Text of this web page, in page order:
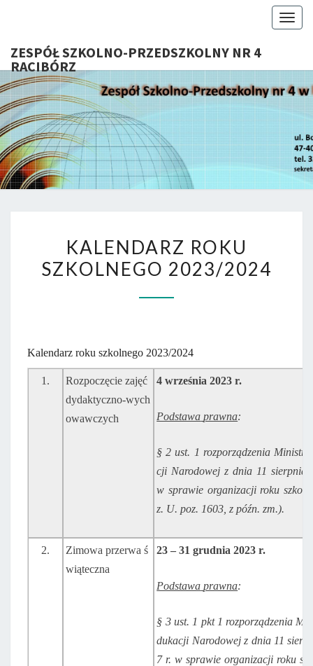
ZESPÓŁ SZKOLNO-PRZEDSZKOLNY NR 4
RACIBÓRZ
Serdecznie
Witamy Na
Stronie
Internetowej
ZSP Nr 4 W
Raciborzu
ROKU
SZKOLNEGO
KALENDARZ ROKU
SZKOLNEGO 2023/2024
Kalendarz roku szkolnego 2023/2024
1.
Rozpoczęcie zajęć
dydaktyczno-wych
owawczych
4 września 2023 r.
Podstawa prawna:
§ 2 ust. 1 rozporządzenia Ministra
cji Narodowej z dnia 11 sierpnia
w sprawie organizacji roku
z. U. poz. 1603, z późn. zm.).
2.
Zimowa przerwa ś
wiąteczna
23 – 31 grudnia 2023 r.
Podstawa prawna:
§ 3 ust. 1 pkt 1 rozporządzenia
dukacji Narodowej z dnia 11
7 r. w sprawie organizacji roku